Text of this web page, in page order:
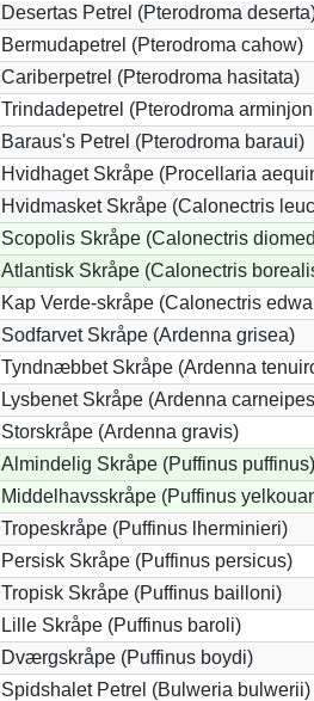
Desertas Petrel (Pterodroma
Bermudapetrel (Pterodroma cahow)
Cariberpetrel (Pterodroma hasitata)
Trindadepetrel (Pterodroma
Baraus's Petrel (Pterodroma baraui)
Hvidhaget Skråpe (Procellaria
Hvidmasket Skråpe (Calonectris
Scopolis Skråpe (Calonectris
Atlantisk Skråpe (Calonectris
Kap Verde-skråpe (Calonectris
Sodfarvet Skråpe (Ardenna grisea)
Tyndnæbbet Skråpe (Ardenna
Lysbenet Skråpe (Ardenna
Storskråpe (Ardenna gravis)
Almindelig Skråpe (Puffinus puffinus)
Middelhavsskråpe (Puffinus
Tropeskråpe (Puffinus lherminieri)
Persisk Skråpe (Puffinus persicus)
Tropisk Skråpe (Puffinus bailloni)
Lille Skråpe (Puffinus baroli)
Dværgskråpe (Puffinus boydi)
Spidshalet Petrel (Bulweria bulwerii)